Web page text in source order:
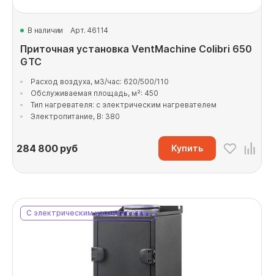
В наличии Арт. 46114
Приточная установка VentMachine Colibri 650
GTC
Расход воздуха, м3/час: 620/500/110
Обслуживаемая площадь, м²: 450
Тип нагревателя: с электрическим нагревателем
Электропитание, В: 380
284 800руб Купить
С электрическим нагревателем